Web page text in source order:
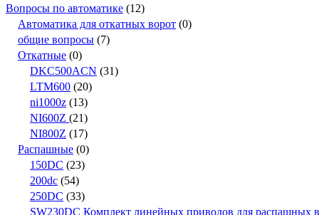
Вопросы по автоматике (12)
Автоматика для откатных ворот (0)
общие вопросы (7)
Откатные (0)
DKC500ACN (31)
LTM600 (20)
ni1000z (13)
NI600Z (21)
NI800Z (17)
Распашные (0)
150DC (23)
200dc (54)
250DC (33)
SW230DC Комплект линейных приводов для распашных